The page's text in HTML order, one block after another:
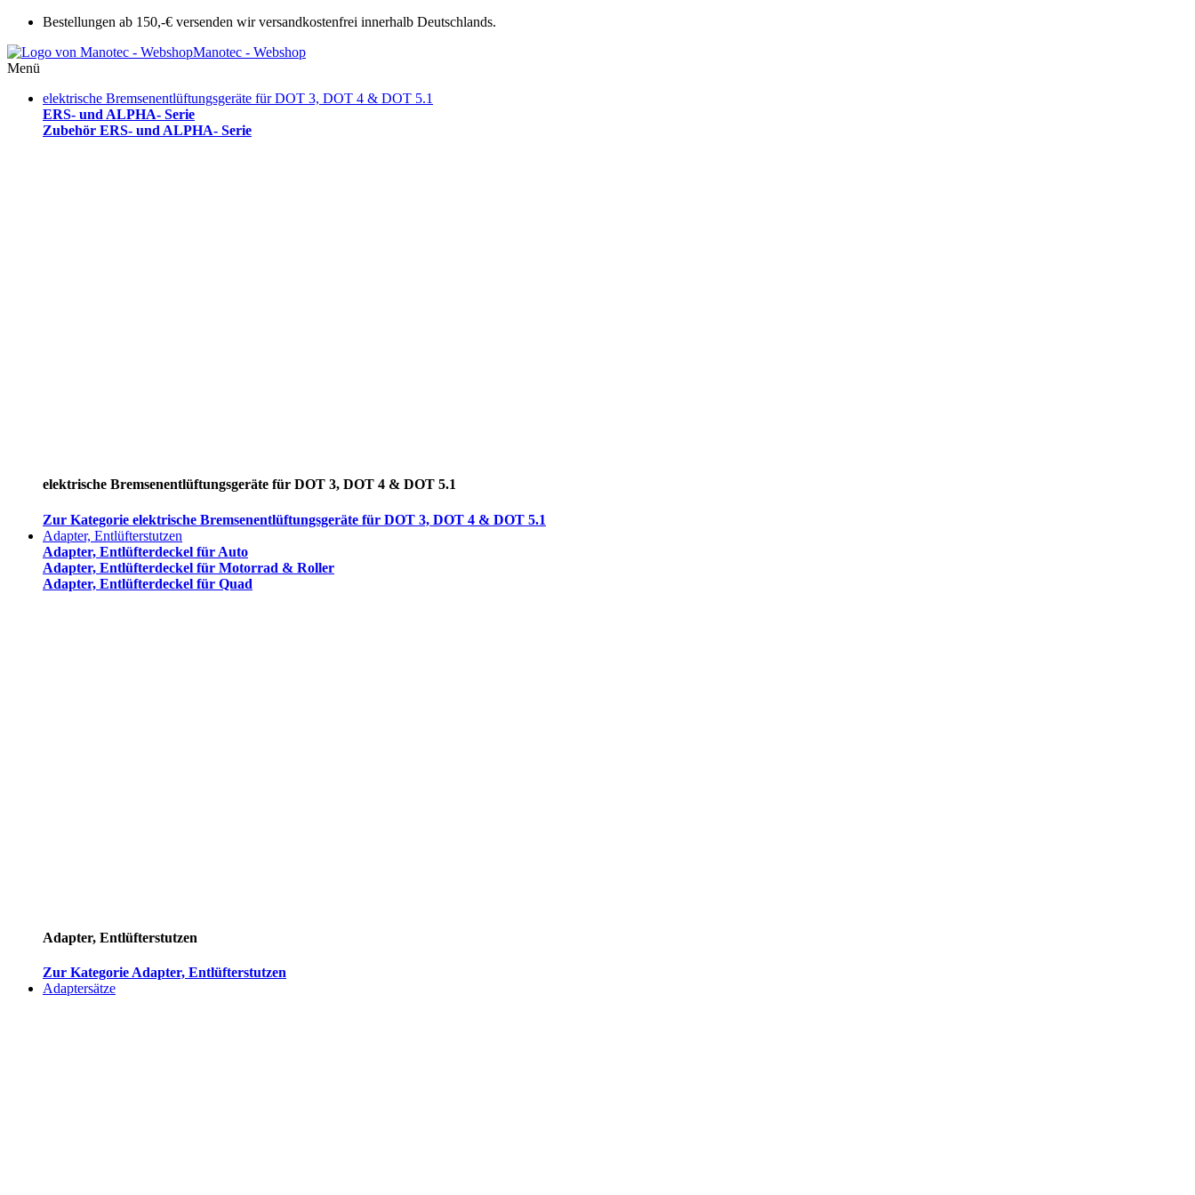
Bestellungen ab 150,-€ versenden wir versandkostenfrei innerhalb Deutschlands.
Manotec - Webshop
Menü
elektrische Bremsenentlüftungsgeräte für DOT 3, DOT 4 & DOT 5.1
ERS- und ALPHA- Serie
Zubehör ERS- und ALPHA- Serie
elektrische Bremsenentlüftungsgeräte für DOT 3, DOT 4 & DOT 5.1
Zur Kategorie elektrische Bremsenentlüftungsgeräte für DOT 3, DOT 4 & DOT 5.1
Adapter, Entlüfterstutzen
Adapter, Entlüfterdeckel für Auto
Adapter, Entlüfterdeckel für Motorrad & Roller
Adapter, Entlüfterdeckel für Quad
Adapter, Entlüfterstutzen
Zur Kategorie Adapter, Entlüfterstutzen
Adaptersätze